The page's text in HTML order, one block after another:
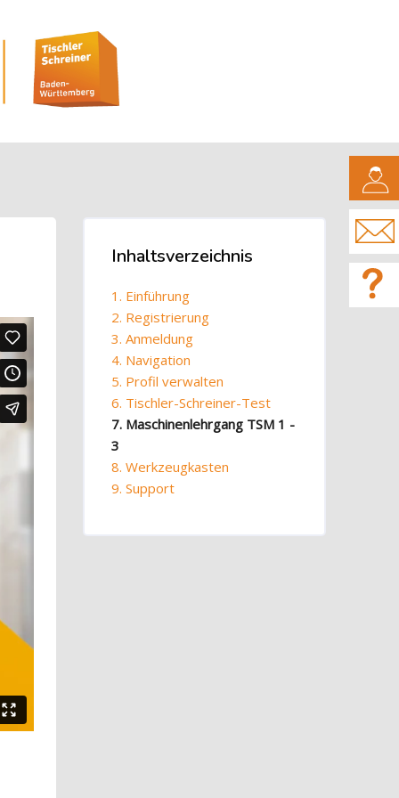
Inhaltsverzeichnis überspringen
Inhaltsverzeichnis
1. Einführung
2. Registrierung
3. Anmeldung
4. Navigation
5. Profil verwalten
6. Tischler-Schreiner-Test
7. Maschinenlehrgang TSM 1 -
3
8. Werkzeugkasten
9. Support